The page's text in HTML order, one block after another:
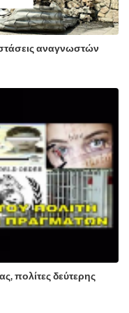
αναγνωστών
πολίτες δεύτερης